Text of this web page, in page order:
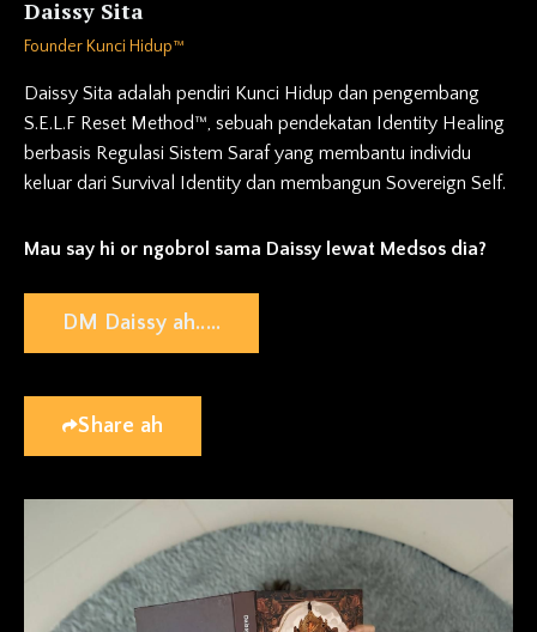
Daissy Sita
Founder Kunci Hidup™
Daissy Sita adalah pendiri Kunci Hidup dan pengembang
S.E.L.F Reset Method™, sebuah pendekatan Identity Healing
berbasis Regulasi Sistem Saraf yang membantu individu
keluar dari Survival Identity dan membangun Sovereign Self.
Mau say hi or ngobrol sama Daissy lewat Medsos dia?
DM Daissy ah.....
Share ah